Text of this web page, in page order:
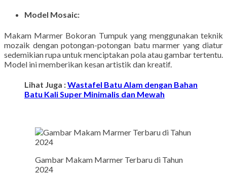
Model Mosaic:
Makam Marmer Bokoran Tumpuk yang menggunakan teknik
mozaik dengan potongan-potongan batu marmer yang diatur
sedemikian rupa untuk menciptakan pola atau gambar tertentu.
Model ini memberikan kesan artistik dan kreatif.
Lihat Juga :Wastafel Batu Alam dengan Bahan
Batu Kali Super Minimalis dan Mewah
Gambar Makam Marmer Terbaru di Tahun
2024